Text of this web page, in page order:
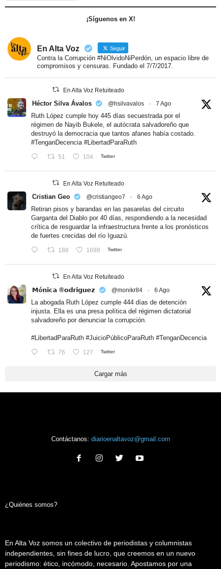
¡Síguenos en X!
En Alta Voz Seguir
Contra la Corrupción #NiOlvidoNiPerdón, un espacio libre de
compromisos y censuras. Fundado el 7/7/2017.
En Alta Voz Retuiteado
Héctor Silva Ávalos @hsilvavalos · 7 Ago
Ruth López cumple hoy 445 días secuestrada por el
régimen de Nayib Bukele, el autócrata salvadoreño que
destruyó la democracia que tantos afanes había costado.
#TenganDecencia #LibertadParaRuth
51 104 Twitter
En Alta Voz Retuiteado
Cristian Geo @cristiangeo7 · 6 Ago
Retiran pisos y barandas en las pasarelas del circuito
Garganta del Diablo por 40 días, respondiendo a la necesidad
crítica de resguardar la infraestructura frente a los pronósticos
de fuertes crecidas del río Iguazú.
188 1698 Twitter
En Alta Voz Retuiteado
𝗠ó𝗻𝗶𝗰𝗮 ®𝗼𝗱𝗿𝗶𝗴𝘂𝗲𝘇 @monikr84 · 6 Ago
La abogada Ruth López cumple 444 días de detención
injusta. Ella es una presa política del régimen dictatorial
salvadoreño por denunciar la corrupción.
#LibertadParaRuth #JuicioPúblicoParaRuth #TenganDecencia
76 127 Twitter
Cargar más
Contáctanos: diarioenaltavoz@gmail.com
¿Quiénes somos?
En Alta Voz somos un colectivo de periodistas y columnistas
independientes, sin fines de lucro, que creemos en un nuevo
periodismo: ético, incómodo, necesario. Apostamos por una